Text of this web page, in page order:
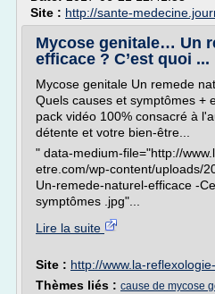
Site : http://sante-
Mycose genitale… Un
efficace ? C’est quoi ...
Mycose genitale Un remede
Quels causes et symptômes +
pack vidéo 100% consacré à
détente et votre bien-être...
" data-medium-file="http://
etre.com/wp-content/uploads/
Un-remede-naturel-efficace -
symptômes .jpg"...
Lire la suite
Site : http://www.la-
Thèmes liés : cause de mycose